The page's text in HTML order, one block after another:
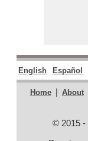
English Español
Home | About
© 2015 -